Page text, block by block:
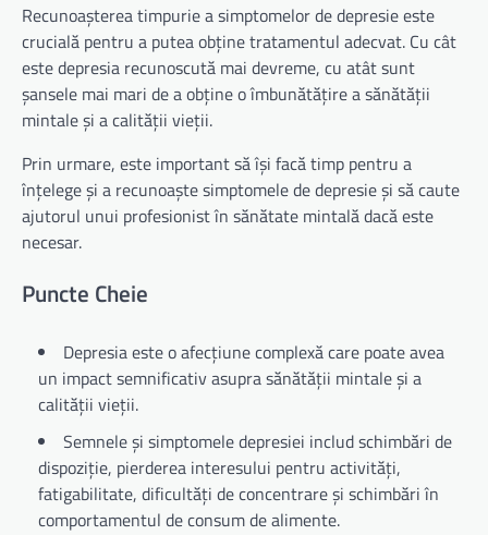
Recunoașterea timpurie a simptomelor de depresie este
crucială pentru a putea obține tratamentul adecvat. Cu cât
este depresia recunoscută mai devreme, cu atât sunt
șansele mai mari de a obține o îmbunătățire a sănătății
mintale și a calității vieții.
Prin urmare, este important să își facă timp pentru a
înțelege și a recunoaște simptomele de depresie și să caute
ajutorul unui profesionist în sănătate mintală dacă este
necesar.
Puncte Cheie
Depresia este o afecțiune complexă care poate avea
un impact semnificativ asupra sănătății mintale și a
calității vieții.
Semnele și simptomele depresiei includ schimbări de
dispoziție, pierderea interesului pentru activități,
fatigabilitate, dificultăți de concentrare și schimbări în
comportamentul de consum de alimente.